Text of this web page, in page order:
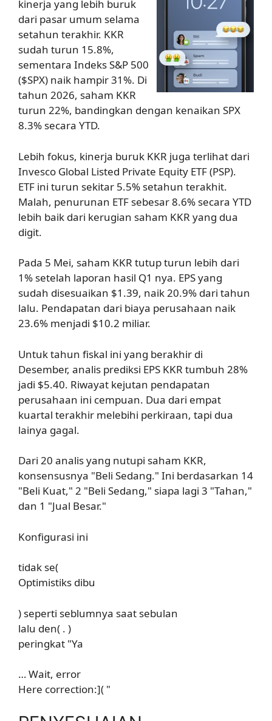
kinerja yang lebih buruk
dari pasar umum selama
setahun terakhir. KKR
sudah turun 15.8%,
sementara Indeks S&P 500
($SPX) naik hampir 31%. Di
tahun 2026, saham KKR
turun 22%, bandingkan dengan kenaikan SPX
8.3% secara YTD.
Lebih fokus, kinerja buruk KKR juga terlihat dari
Invesco Global Listed Private Equity ETF (PSP).
ETF ini turun sekitar 5.5% setahun terakhit.
Malah, penurunan ETF sebesar 8.6% secara YTD
lebih baik dari kerugian saham KKR yang dua
digit.
Pada 5 Mei, saham KKR tutup turun lebih dari
1% setelah laporan hasil Q1 nya. EPS yang
sudah disesuaikan $1.39, naik 20.9% dari tahun
lalu. Pendapatan dari biaya perusahaan naik
23.6% menjadi $10.2 miliar.
Untuk tahun fiskal ini yang berakhir di
Desember, analis prediksi EPS KKR tumbuh 28%
jadi $5.40. Riwayat kejutan pendapatan
perusahaan ini cempuan. Dua dari empat
kuartal terakhir melebihi perkiraan, tapi dua
lainya gagal.
Dari 20 analis yang nutupi saham KKR,
konsensusnya "Beli Sedang." Ini berdasarkan 14
"Beli Kuat," 2 "Beli Sedang," siapa lagi 3 "Tahan,"
dan 1 "Jual Besar."
Konfigurasi ini
tidak se(
Optimistiks dibu
) seperti seblumnya saat sebulan
lalu den( . )
peringkat "Ya
… Wait, error
Here correction:]( "